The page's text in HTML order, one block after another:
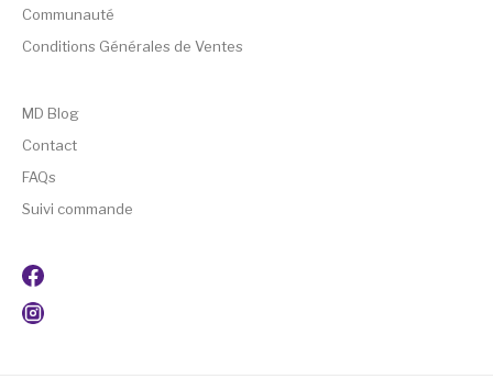
Communauté
Conditions Générales de Ventes
MD Blog
Contact
FAQs
Suivi commande